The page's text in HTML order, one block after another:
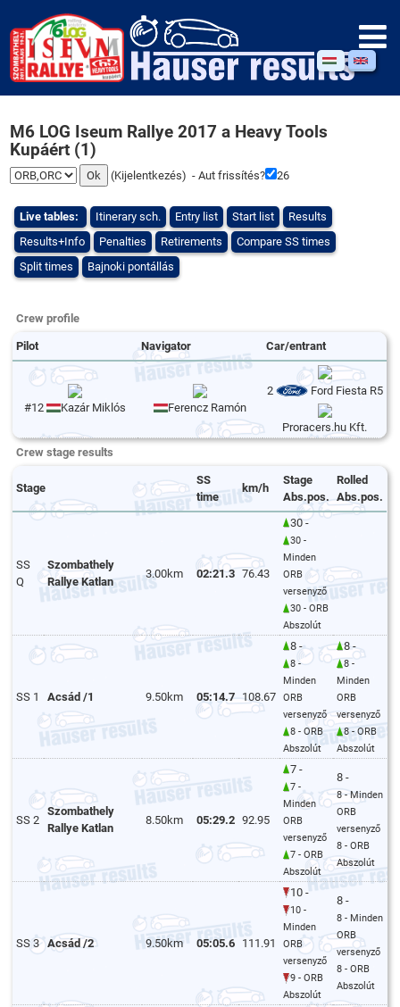
M6 LOG Iseum Rallye 2017 a Heavy Tools
Kupáért (1)
(Kijelentkezés) - Aut frissítés? 25
Live tables: Itinerary sch. Entry list Start list
Results
Results+Info
Penalties Retirements
Compare SS times
Split times
Bajnoki pontállás
Crew profile
Pilot Navigator Car/entrant
#12 Kazár Miklós Ferencz Ramón
2 Ford Fiesta R5
Proracers.hu Kft.
Crew stage results
Stage
SS
time
km/h
Stage
Abs.pos.
Rolled
Abs.pos.
SS
Q
Szombathely
Rallye Katlan
3.00km 02:21.3 76.43
30 -
30 -
Minden
ORB
versenyző
30 - ORB
Abszolút
SS 1 Acsád /1 9.50km 05:14.7 108.67
8 -
8 -
Minden
ORB
versenyző
8 - ORB
Abszolút
8 -
8 -
Minden
ORB
versenyző
8 - ORB
Abszolút
SS 2
Szombathely
Rallye Katlan
8.50km 05:29.2 92.95
7 -
7 -
Minden
ORB
versenyző
7 - ORB
Abszolút
8 -
8 - Minden
ORB
versenyző
8 - ORB
Abszolút
SS 3 Acsád /2 9.50km 05:05.6 111.91
10 -
10 -
Minden
ORB
versenyző
9 - ORB
Abszolút
8 -
8 - Minden
ORB
versenyző
8 - ORB
Abszolút